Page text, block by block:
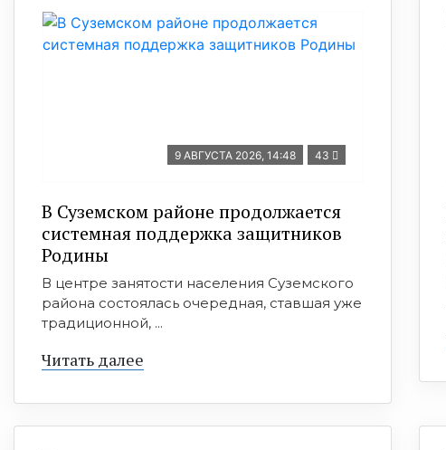
9 АВГУСТА 2026, 14:48 43
В Суземском районе продолжается
системная поддержка защитников
Родины
В центре занятости населения Суземского
района состоялась очередная, ставшая уже
традиционной, ...
Читать далее